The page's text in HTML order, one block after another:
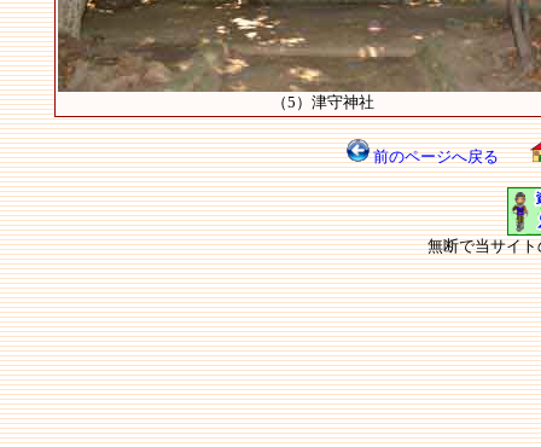
（5）津守神社
前のページへ戻る
無断で当サイ